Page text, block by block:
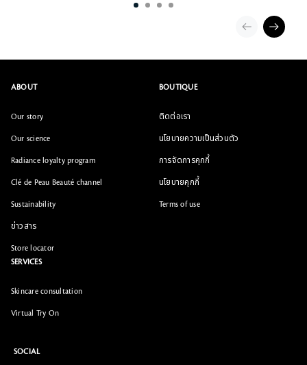
ABOUT
Our story
Our science
Radiance loyalty program
Clé de Peau Beauté channel
Sustainability
ข่าวสาร
Store locator
BOUTIQUE
ติดต่อเรา
นโยบายความเป็นส่วนตัว
การจัดการคุกกี้
นโยบายคุกกี้
Terms of use
SERVICES
Skincare consultation
Virtual Try On
SOCIAL